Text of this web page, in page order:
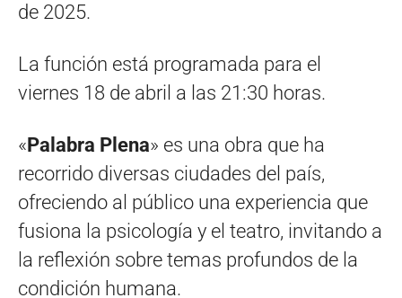
de 2025.
La función está programada para el
viernes 18 de abril a las 21:30 horas.
«Palabra Plena» es una obra que ha
recorrido diversas ciudades del país,
ofreciendo al público una experiencia que
fusiona la psicología y el teatro, invitando a
la reflexión sobre temas profundos de la
condición humana.